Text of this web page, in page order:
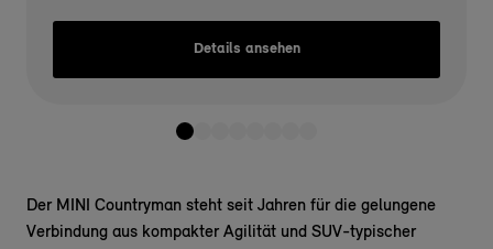
Details ansehen
Der MINI Countryman steht seit Jahren für die gelungene
Verbindung aus kompakter Agilität und SUV-typischer